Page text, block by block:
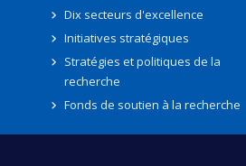
Dix secteurs d'excellence
Initiatives stratégiques
Stratégies et politiques de la
recherche
Fonds de soutien à la recherche